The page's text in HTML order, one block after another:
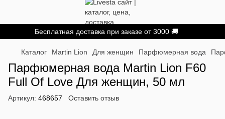
Бесплатная доставка при заказе от 3000 🚚
Каталог Martin Lion Для женщин Парфюмерная вода
Парфюмерная вода Martin Lion F60
Full Of Love Для женщин, 50 мл
Артикул: 468657 Оставить отзыв